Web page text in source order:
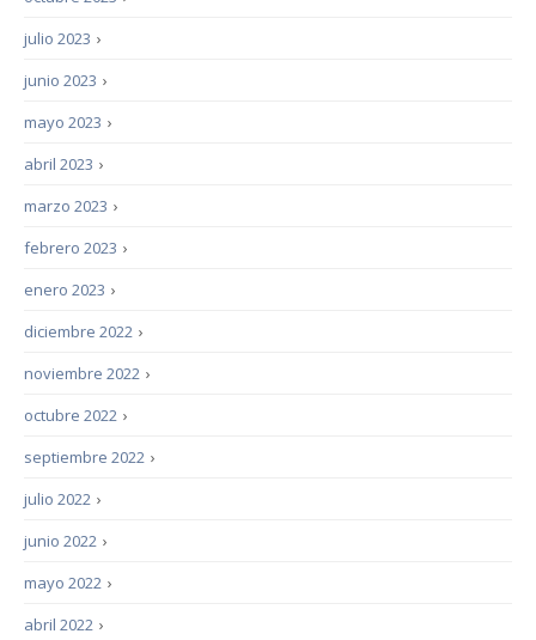
›
julio 2023
›
junio 2023
›
mayo 2023
›
abril 2023
›
marzo 2023
›
febrero 2023
›
enero 2023
›
diciembre 2022
›
noviembre 2022
›
octubre 2022
›
septiembre 2022
›
julio 2022
›
junio 2022
›
mayo 2022
›
abril 2022